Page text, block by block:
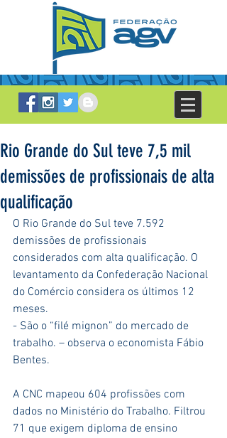
Rio Grande do Sul teve 7,5 mil
demissões de profissionais de alta
qualificação
O Rio Grande do Sul teve 7.592
demissões de profissionais
considerados com alta qualificação. O
levantamento da Confederação Nacional
do Comércio considera os últimos 12
meses.
- São o “filé mignon” do mercado de
trabalho. – observa o economista Fábio
Bentes.
A CNC mapeou 604 profissões com
dados no Ministério do Trabalho. Filtrou
71 que exigem diploma de ensino